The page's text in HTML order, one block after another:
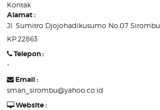
Kontak
Alamat :
Jl. Sumitro Djojohadikusumo No.07 Sirombu.
KP.22863
Telepon :
-
Email :
sman_sirombu@yahoo.co.id
Website :